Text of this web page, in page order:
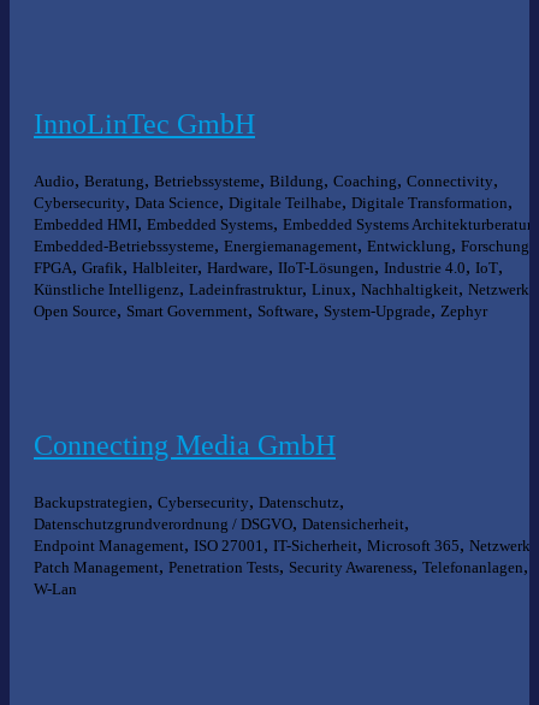
InnoLinTec GmbH
Audio, Beratung, Betriebssysteme, Bildung, Coaching, Connectivity,
Cybersecurity, Data Science, Digitale Teilhabe, Digitale Transformation,
Embedded HMI, Embedded Systems, Embedded Systems
Embedded-Betriebssysteme, Energiemanagement, Entwicklung, Forschung
FPGA, Grafik, Halbleiter, Hardware, IIoT-Lösungen, Industrie 4.0, IoT,
Künstliche Intelligenz, Ladeinfrastruktur, Linux, Nachhaltigkeit, Netzwerke
Open Source, Smart Government, Software, System-Upgrade, Zephyr
Connecting Media GmbH
Backupstrategien, Cybersecurity, Datenschutz,
Datenschutzgrundverordnung / DSGVO, Datensicherheit,
Endpoint Management, ISO 27001 , IT-Sicherheit, Microsoft 365, Netzwerke
Patch Management, Penetration Tests, Security Awareness, Telefonanlagen,
W-Lan